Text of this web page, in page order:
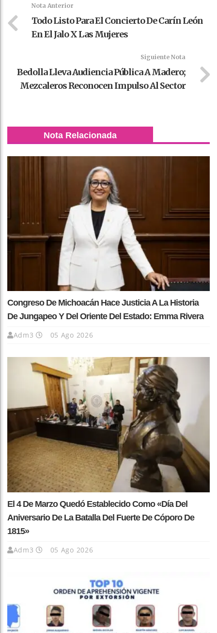
Nota Anterior
Todo Listo Para El Concierto De Carín León
En El Jalo X Las Mujeres
Siguiente Nota
Bedolla Lleva Audiencia Pública A Madero;
Mezcaleros Reconocen Impulso Al Sector
Nota Relacionada
Congreso De Michoacán Hace Justicia A La Historia
De Jungapeo Y Del Oriente Del Estado: Emma Rivera
Adm3 05 Ago 2026
El 4 De Marzo Quedó Establecido Como «Día Del
Aniversario De La Batalla Del Fuerte De Cóporo De
1815»
Adm3 05 Ago 2026